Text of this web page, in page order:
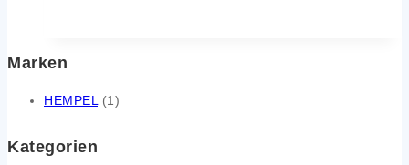
Marken
HEMPEL (1)
Kategorien